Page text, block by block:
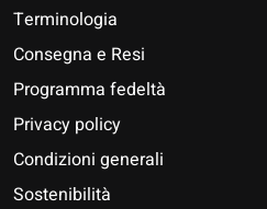
Terminologia
Consegna e Resi
Programma fedeltà
Privacy policy
Condizioni generali
Sostenibilità